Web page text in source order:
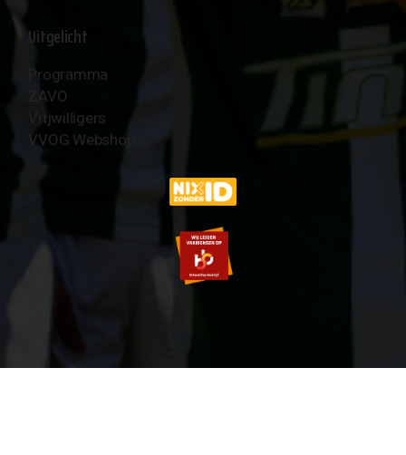
Uitgelicht
Programma
ZAVO
Vrijwilligers
VVOG Webshop